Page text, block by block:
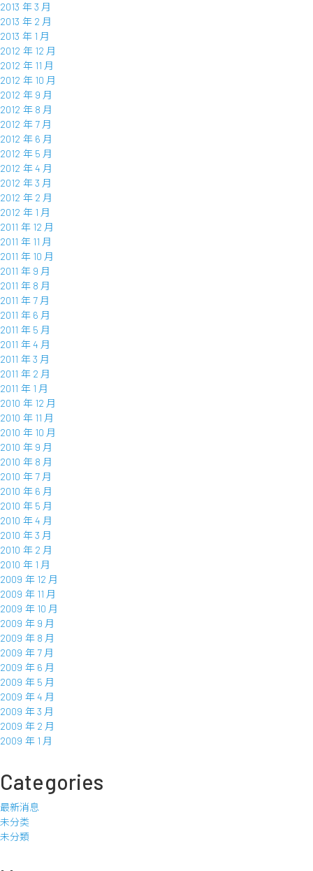
2013 年 3 月
2013 年 2 月
2013 年 1 月
2012 年 12 月
2012 年 11 月
2012 年 10 月
2012 年 9 月
2012 年 8 月
2012 年 7 月
2012 年 6 月
2012 年 5 月
2012 年 4 月
2012 年 3 月
2012 年 2 月
2012 年 1 月
2011 年 12 月
2011 年 11 月
2011 年 10 月
2011 年 9 月
2011 年 8 月
2011 年 7 月
2011 年 6 月
2011 年 5 月
2011 年 4 月
2011 年 3 月
2011 年 2 月
2011 年 1 月
2010 年 12 月
2010 年 11 月
2010 年 10 月
2010 年 9 月
2010 年 8 月
2010 年 7 月
2010 年 6 月
2010 年 5 月
2010 年 4 月
2010 年 3 月
2010 年 2 月
2010 年 1 月
2009 年 12 月
2009 年 11 月
2009 年 10 月
2009 年 9 月
2009 年 8 月
2009 年 7 月
2009 年 6 月
2009 年 5 月
2009 年 4 月
2009 年 3 月
2009 年 2 月
2009 年 1 月
Categories
最新消息
未分类
未分類